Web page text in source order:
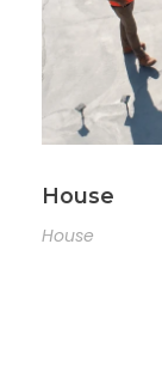
House
House